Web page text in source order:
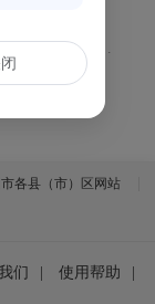
注销申请表.pdf
各县（市）区网站
们 使用帮助